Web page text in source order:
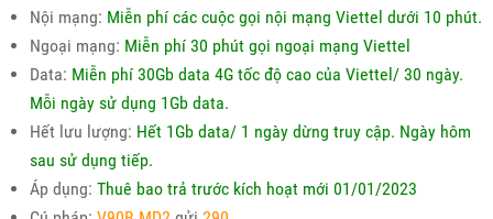
Nội mạng: Miễn phí các cuộc gọi nội mạng Viettel dưới 10 phút.
Ngoại mạng: Miễn phí 30 phút gọi ngoại mạng Viettel
Data: Miễn phí 30Gb data 4G tốc độ cao của Viettel/ 30 ngày.
Mỗi ngày sử dụng 1Gb data.
Hết lưu lượng: Hết 1Gb data/ 1 ngày dừng truy cập. Ngày hôm
sau sử dụng tiếp.
Áp dụng: Thuê bao trả trước kích hoạt mới 01/01/2023